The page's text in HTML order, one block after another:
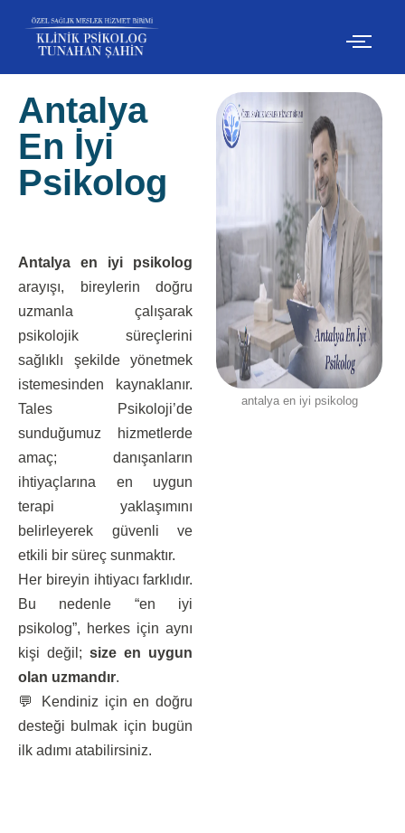
İçeriğe
geç
Antalya
En İyi
Psikolog
Antalya en iyi psikolog
arayışı, bireylerin doğru
uzmanla çalışarak
psikolojik süreçlerini
sağlıklı şekilde yönetmek
istemesinden kaynaklanır.
Tales Psikoloji’de
sunduğumuz hizmetlerde
amaç; danışanların
ihtiyaçlarına en uygun
terapi yaklaşımını
belirleyerek güvenli ve
etkili bir süreç sunmaktır.
Her bireyin ihtiyacı farklıdır.
Bu nedenle “en iyi
psikolog”, herkes için aynı
kişi değil;size en uygun
olan uzmandır.
💬 Kendiniz için en doğru
desteği bulmak için bugün
ilk adımı atabilirsiniz.
antalya en iyi psikolog